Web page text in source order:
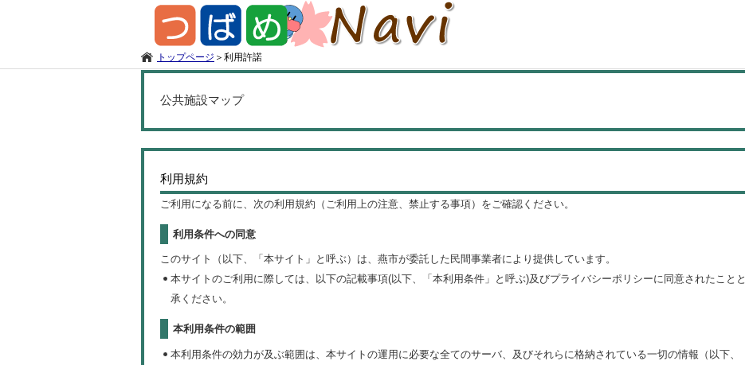
トップページ ＞ 利用許諾
公共施設マップ
利用規約
ご利用になる前に、次の利用規約（ご利用上の注意、禁止する事項）をご確認ください。
利用条件への同意
このサイト（以下、「本サイト」と呼ぶ）は、燕市が委託した民間事業者により提供しています。
本サイトのご利用に際しては、以下の記載事項(以下、「本利用条件」と呼ぶ)及びプライバシーポリシーに同意されたこと
承ください。
本利用条件の範囲
本利用条件の効力が及ぶ範囲は、本サイトの運用に必要な全てのサーバ、及びそれらに格納されている一切の情報（以下、